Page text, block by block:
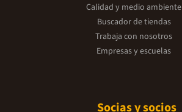
Calidad y medio ambiente
Buscador de tiendas
Trabaja con nosotros
Empresas y escuelas
Socias y socios